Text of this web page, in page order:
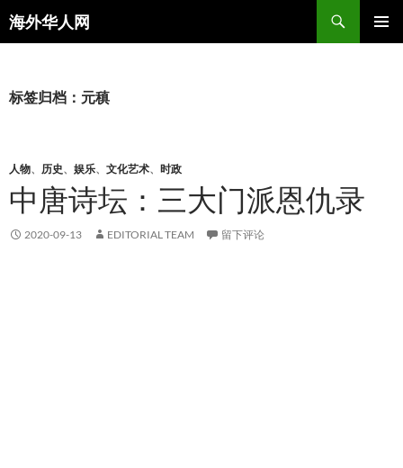
海外华人网
搜
索
文
标签归档：元稹
人物、 历史、 娱乐、 文化艺术、 时政
中唐诗坛：三大门派恩仇录
2020-09-13 EDITORIAL TEAM 留下评论